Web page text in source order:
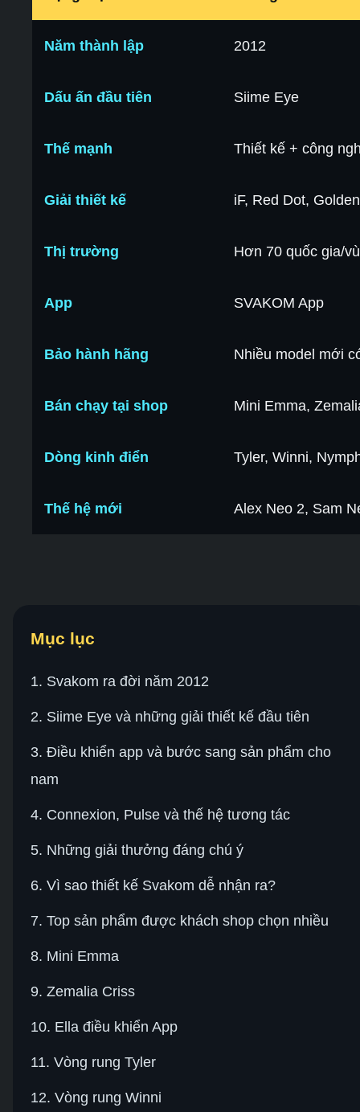
Năm thành lập 2012
Dấu ấn đầu tiên Siime Eye
Thế mạnh Thiết kế + công
Giải thiết kế iF, Red Dot,
Thị trường Hơn 70 quốc gia/
App SVAKOM App
Bảo hành hãng Nhiều model mới
Bán chạy tại shop Mini Emma,
Dòng kinh điển Tyler, Winni,
Thế hệ mới Alex Neo 2, Sam
Mục lục
1. Svakom ra đời năm 2012
2. Siime Eye và những giải thiết kế đầu tiên
3. Điều khiển app và bước sang sản phẩm cho
nam
4. Connexion, Pulse và thế hệ tương tác
5. Những giải thưởng đáng chú ý
6. Vì sao thiết kế Svakom dễ nhận ra?
7. Top sản phẩm được khách shop chọn nhiều
8. Mini Emma
9. Zemalia Criss
10. Ella điều khiển App
11. Vòng rung Tyler
12. Vòng rung Winni